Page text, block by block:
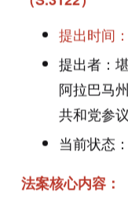
提出时间
提出者：
阿拉巴马
共和党参
当前状态
法案核心内容：